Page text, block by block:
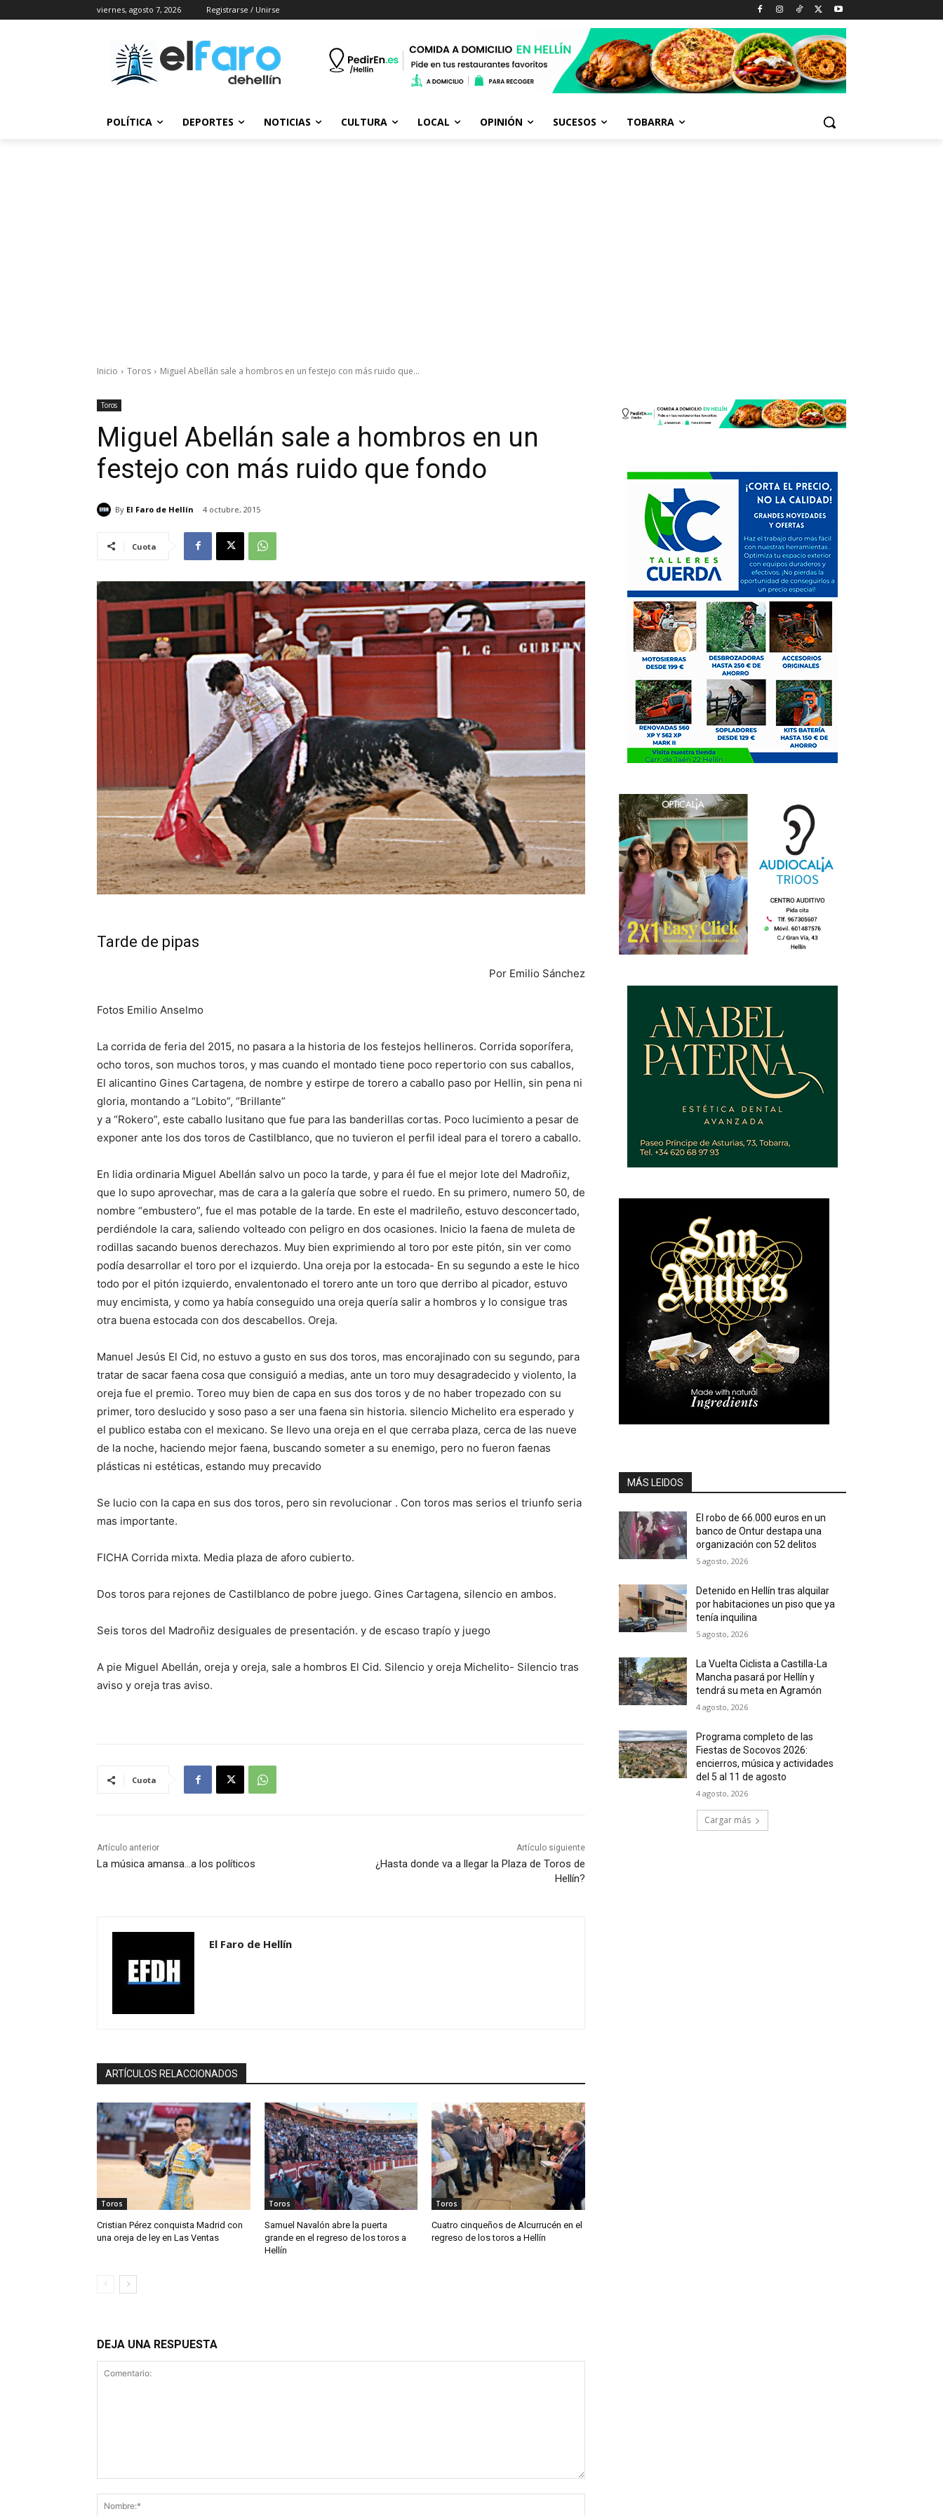
viernes, agosto 7, 2026 Registrarse / Unirse
POLÍTICA DEPORTES NOTICIAS CULTURA LOCAL OPINIÓN SUCESOS TOBARRA
Inicio Toros Miguel Abellán sale a hombros en un festejo con más ruido que...
Toros
Miguel Abellán sale a hombros en un
festejo con más ruido que fondo
By El Faro de Hellín 4 octubre, 2015
Cuota
Tarde de pipas
Por Emilio Sánchez
Fotos Emilio Anselmo
La corrida de feria del 2015, no pasara a la historia de los festejos hellineros. Corrida soporífera,
ocho toros, son muchos toros, y mas cuando el montado tiene poco repertorio con sus caballos,
El alicantino Gines Cartagena, de nombre y estirpe de torero a caballo paso por Hellin, sin pena ni
gloria, montando a “Lobito”, “Brillante”
y a “Rokero”, este caballo lusitano que fue para las banderillas cortas. Poco lucimiento a pesar de
exponer ante los dos toros de Castilblanco, que no tuvieron el perfil ideal para el torero a caballo.
En lidia ordinaria Miguel Abellán salvo un poco la tarde, y para él fue el mejor lote del Madroñiz,
que lo supo aprovechar, mas de cara a la galería que sobre el ruedo. En su primero, numero 50, de
nombre “embustero”, fue el mas potable de la tarde. En este el madrileño, estuvo desconcertado,
perdiéndole la cara, saliendo volteado con peligro en dos ocasiones. Inicio la faena de muleta de
rodillas sacando buenos derechazos. Muy bien exprimiendo al toro por este pitón, sin ver como
podía desarrollar el toro por el izquierdo. Una oreja por la estocada- En su segundo a este le hico
todo por el pitón izquierdo, envalentonado el torero ante un toro que derribo al picador, estuvo
muy encimista, y como ya había conseguido una oreja quería salir a hombros y lo consigue tras
otra buena estocada con dos descabellos. Oreja.
Manuel Jesús El Cid, no estuvo a gusto en sus dos toros, mas encorajinado con su segundo, para
tratar de sacar faena cosa que consiguió a medias, ante un toro muy desagradecido y violento, la
oreja fue el premio. Toreo muy bien de capa en sus dos toros y de no haber tropezado con su
primer, toro deslucido y soso paso a ser una faena sin historia. silencio Michelito era esperado y
el publico estaba con el mexicano. Se llevo una oreja en el que cerraba plaza, cerca de las nueve
de la noche, haciendo mejor faena, buscando someter a su enemigo, pero no fueron faenas
plásticas ni estéticas, estando muy precavido
Se lucio con la capa en sus dos toros, pero sin revolucionar . Con toros mas serios el triunfo seria
mas importante.
FICHA Corrida mixta. Media plaza de aforo cubierto.
Dos toros para rejones de Castilblanco de pobre juego. Gines Cartagena, silencio en ambos.
Seis toros del Madroñiz desiguales de presentación. y de escaso trapío y juego
A pie Miguel Abellán, oreja y oreja, sale a hombros El Cid. Silencio y oreja Michelito- Silencio tras
aviso y oreja tras aviso.
Cuota
Artículo anterior
La música amansa…a los políticos
Artículo siguiente
¿Hasta donde va a llegar la Plaza de Toros de
Hellín?
El Faro de Hellín
ARTÍCULOS RELACCIONADOS
Toros
Cristian Pérez conquista Madrid con
una oreja de ley en Las Ventas
Toros
Samuel Navalón abre la puerta
grande en el regreso de los toros a
Hellín
Toros
Cuatro cinqueños de Alcurrucén en el
regreso de los toros a Hellín
DEJA UNA RESPUESTA
MÁS LEIDOS
El robo de 66.000 euros en un
banco de Ontur destapa una
organización con 52 delitos
5 agosto, 2026
Detenido en Hellín tras alquilar
por habitaciones un piso que ya
tenía inquilina
5 agosto, 2026
La Vuelta Ciclista a Castilla-La
Mancha pasará por Hellín y
tendrá su meta en Agramón
4 agosto, 2026
Programa completo de las
Fiestas de Socovos 2026:
encierros, música y actividades
del 5 al 11 de agosto
4 agosto, 2026
Cargar más